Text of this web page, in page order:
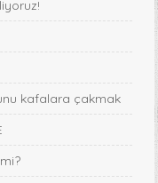
kafalara çakmak